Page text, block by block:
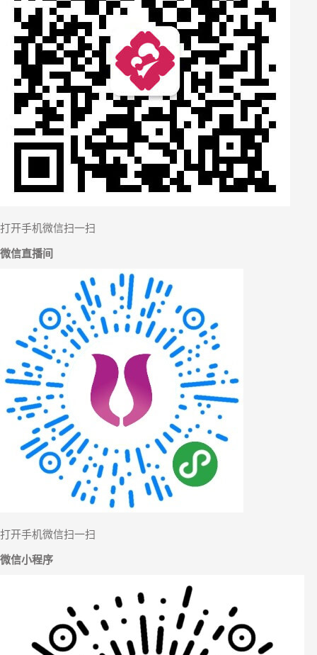
打开手机微信扫一扫
微信直播间
打开手机微信扫一扫
微信小程序